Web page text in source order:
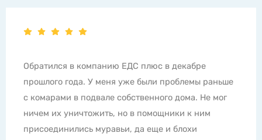
Все супер! Ребята молодцы! Моя проблема в том,
что на балконе постоянно были пчелы, а еще
одолевали мухи осенью и зимой в теплые дни.
Мерзкое жужжание с пилотированием по квартире
раздражало ужасно, открыть балкон невозможно.